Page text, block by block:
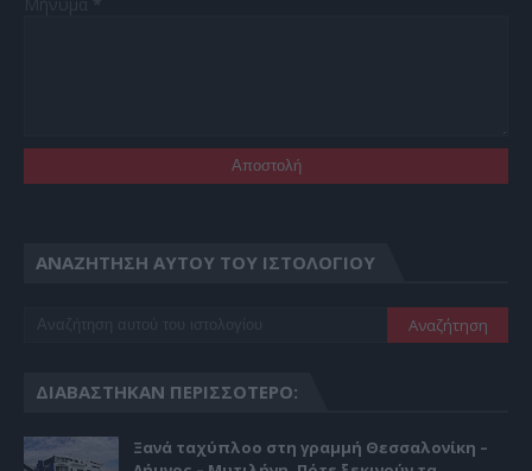
ΑΝΑΖΉΤΗΣΗ ΑΥΤΟΎ ΤΟΥ ΙΣΤΟΛΟΓΊΟΥ
ΔΙΑΒΆΣΤΗΚΑΝ ΠΕΡΙΣΣΌΤΕΡΟ:
Ξανά ταχύπλοο στη γραμμή Θεσσαλονίκη –